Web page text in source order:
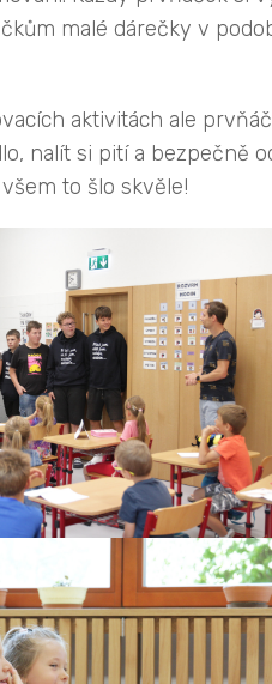
malé dárečky v
aktivitách ale
nalít si pití a bezpečně
to šlo skvěle!